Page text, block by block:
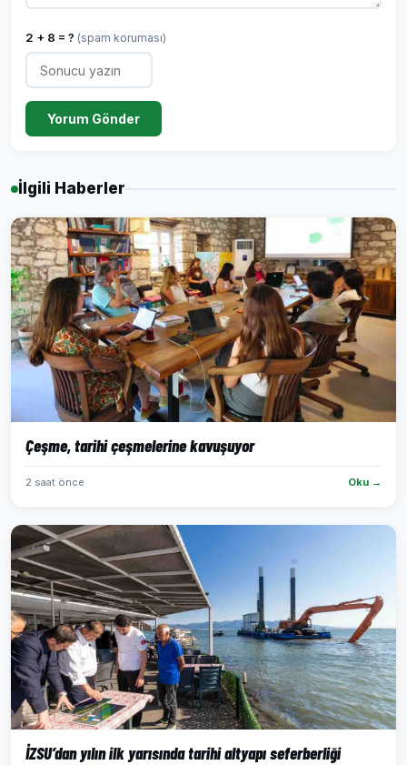
2 + 8 = ? (spam koruması)
Yorum Gönder
İlgili Haberler
Çeşme, tarihi çeşmelerine kavuşuyor
2 saat önce Oku →
İZSU’dan yılın ilk yarısında tarihi altyapı seferberliği